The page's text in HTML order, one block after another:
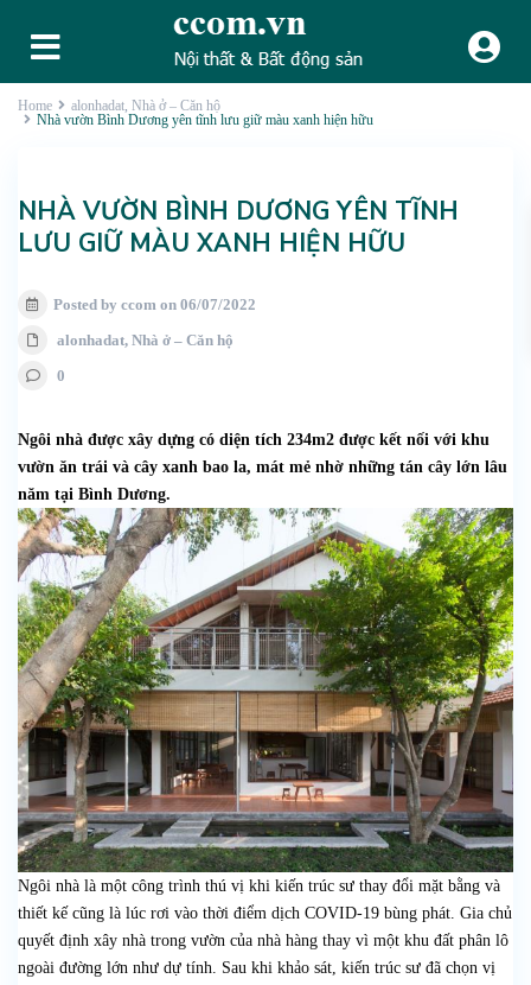
Home alonhadat, Nhà ở – Căn hộ
Nhà vườn Bình Dương yên tĩnh lưu giữ màu xanh hiện hữu
NHÀ VƯỜN BÌNH DƯƠNG YÊN TĨNH
LƯU GIỮ MÀU XANH HIỆN HỮU
Posted by ccom on 06/07/2022
alonhadat, Nhà ở – Căn hộ
0
Ngôi nhà được xây dựng có diện tích 234m2 được kết nối với khu
vườn ăn trái và cây xanh bao la, mát mẻ nhờ những tán cây lớn lâu
năm tại Bình Dương.
Ngôi nhà là một công trình thú vị khi kiến trúc sư thay đổi mặt bằng và
thiết kế cũng là lúc rơi vào thời điểm dịch COVID-19 bùng phát. Gia chủ
quyết định xây nhà trong vườn của nhà hàng thay vì một khu đất phân lô
ngoài đường lớn như dự tính. Sau khi khảo sát, kiến trúc sư đã chọn vị